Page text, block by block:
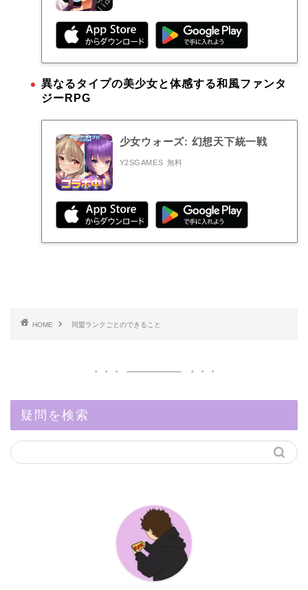
異なるタイプの美少女と体感する和風ファンタ
ジーRPG
少女ウォーズ: 幻想天下統一戦
Y2SGAMES 無料
HOME 同盟ランクごとのできること
疑問を検索